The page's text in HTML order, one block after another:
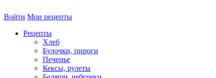
Войти Мои рецепты
Рецепты
Хлеб
Булочки, пироги
Печенье
Кексы, рулеты